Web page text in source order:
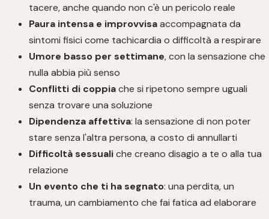
tacere, anche quando non c'è un pericolo reale
Paura intensa e improvvisaaccompagnata da
sintomi fisici come tachicardia o difficoltà a respirare
Umore basso per settimane, con la sensazione che
nulla abbia più senso
Conflitti di coppiache si ripetono sempre uguali
senza trovare una soluzione
Dipendenza affettiva: la sensazione di non poter
stare senza l'altra persona, a costo di annullarti
Difficoltà sessualiche creano disagio a te o alla tua
relazione
Un evento che ti ha segnato: una perdita, un
trauma, un cambiamento che fai fatica ad elaborare